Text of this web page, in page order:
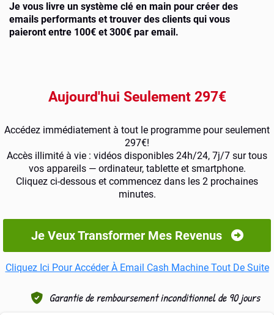
Je vous livre un système clé en main pour créer des
emails performants et trouver des clients qui vous
paieront entre 100€ et 300€ par email.
Aujourd'hui Seulement 297€
Accédez immédiatement à tout le programme pour seulement
297€!
Accès illimité à vie : vidéos disponibles 24h/24, 7j/7 sur tous
vos appareils — ordinateur, tablette et smartphone.
Cliquez ci-dessous et commencez dans les 2 prochaines
minutes.
Je Veux Transformer Mes Revenus
Cliquez Ici Pour Accéder À Email Cash Machine Tout De Suite
Garantie de remboursement inconditionnel de 90 jours